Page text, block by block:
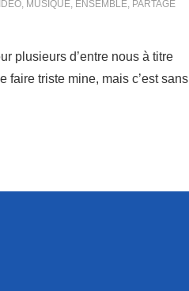
, MUSIQUE, ENSEMBLE, PARTAGE
plusieurs d’entre nous à titre
faire triste mine, mais c’est sans